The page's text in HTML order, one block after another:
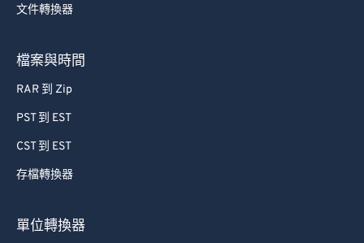
文件轉換器
檔案與時間
RAR 到 Zip
PST 到 EST
CST 到 EST
存檔轉換器
單位轉換器